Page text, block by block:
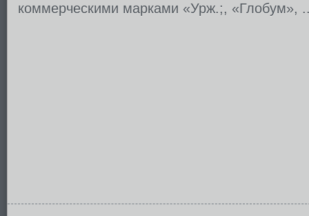
коммерческими марками «Урж.;, «Глобум»,